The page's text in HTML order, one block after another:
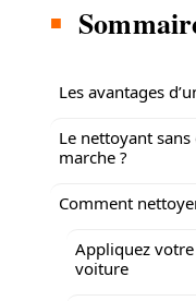
Les avantages
Le nettoyant
marche ?
Comment
Appliquez
voiture